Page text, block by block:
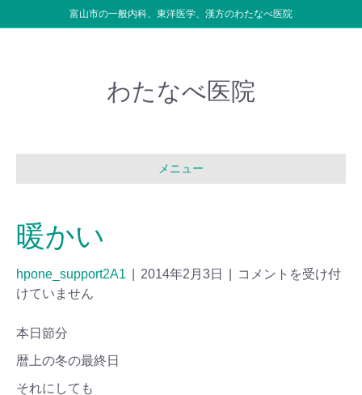
富山市の一般内科、東洋医学、漢方のわたなべ医院
わたなべ医院
メニュー
暖かい
hpone_support2A1 2014年2月3日
コメントを受け付
けていません
本日節分
暦上の冬の最終日
それにしても